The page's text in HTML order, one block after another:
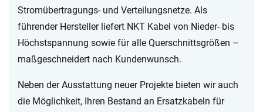
Stromübertragungs- und Verteilungsnetze. Als
führender Hersteller liefert NKT Kabel von Nieder- bis
Höchstspannung sowie für alle Querschnittsgrößen –
maßgeschneidert nach Kundenwunsch.
Neben der Ausstattung neuer Projekte bieten wir auch
die Möglichkeit, Ihren Bestand an Ersatzkabeln für